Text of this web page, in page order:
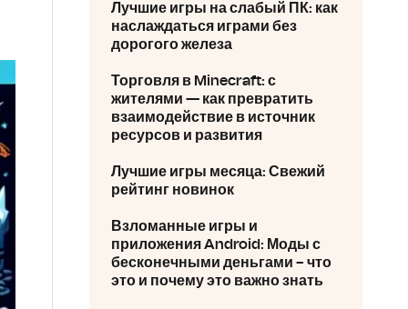
Лучшие игры на слабый ПК: как
наслаждаться играми без
дорогого железа
Торговля в Minecraft: с
жителями — как превратить
взаимодействие в источник
ресурсов и развития
Лучшие игры месяца: Свежий
рейтинг новинок
Взломанные игры и
приложения Android: Моды с
бесконечными деньгами – что
это и почему это важно знать